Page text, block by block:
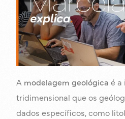
A modelagem geológica é a
tridimensional que os
dados específicos, como